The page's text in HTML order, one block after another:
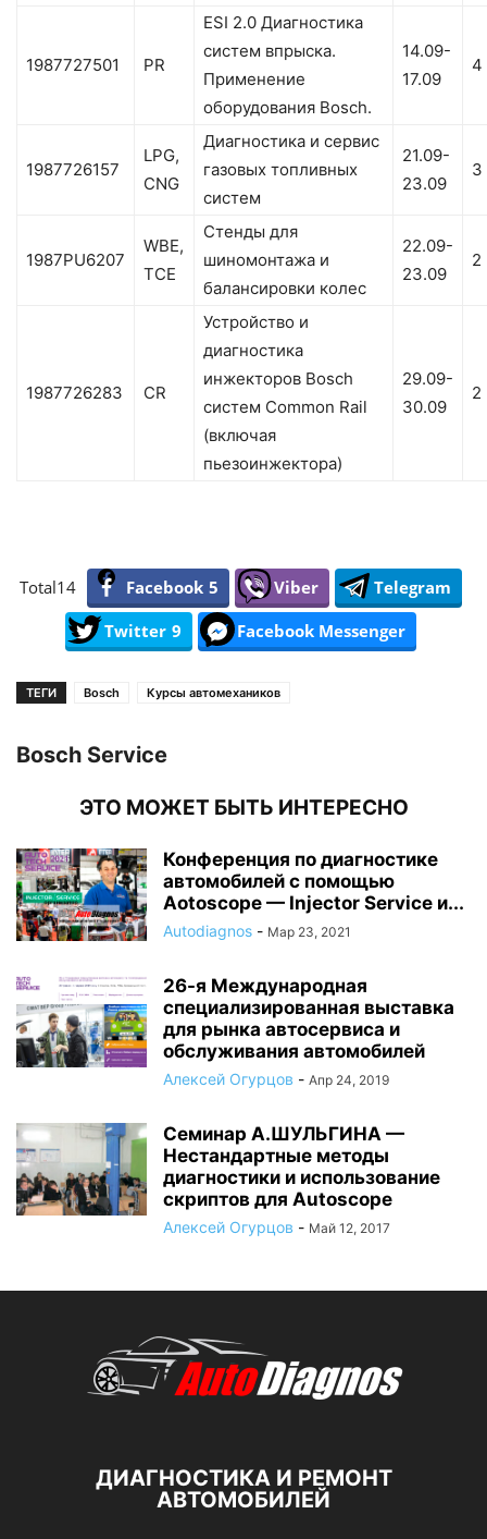
1987727501 PR
ESI 2.0 Диагностика
систем впрыска.
Применение
оборудования Bosch.
14.09-
17.09
4
1987726157
LPG,
CNG
Диагностика и сервис
газовых топливных
систем
21.09-
23.09
3
1987PU6207
WBE,
TCE
Стенды для
шиномонтажа и
балансировки колес
22.09-
23.09
2
1987726283 CR
Устройство и
диагностика
инжекторов Bosch
систем Common Rail
(включая
пьезоинжектора)
29.09-
30.09
2
Total14 Facebook 5 Viber
Telegram
Twitter 9 Facebook Messenger
ТЕГИ Bosch Курсы автомехаников
Bosch Service
ЭТО МОЖЕТ БЫТЬ ИНТЕРЕСНО
Конференция по диагностике
автомобилей с помощью
Aotoscope — Injector Service и...
Autodiagnos - Мар 23, 2021
26-я Международная
специализированная выставка
для рынка автосервиса и
обслуживания автомобилей
Алексей Огурцов - Апр 24, 2019
Семинар А.ШУЛЬГИНА —
Нестандартные методы
диагностики и использование
скриптов для Autoscope
Алексей Огурцов - Май 12, 2017
ДИАГНОСТИКА И РЕМОНТ
АВТОМОБИЛЕЙ